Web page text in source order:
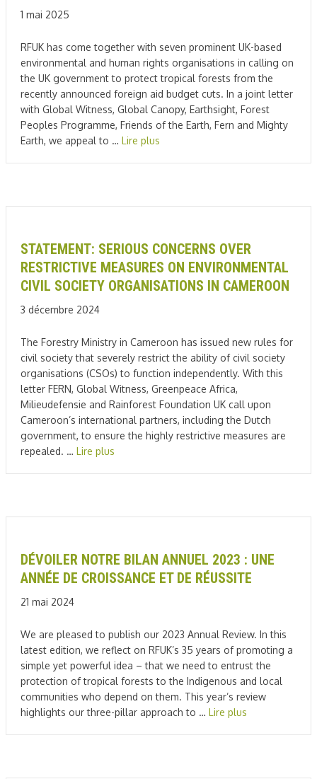
1 mai 2025
RFUK has come together with seven prominent UK-based
environmental and human rights organisations in calling on
the UK government to protect tropical forests from the
recently announced foreign aid budget cuts. In a joint letter
with Global Witness, Global Canopy, Earthsight, Forest
Peoples Programme, Friends of the Earth, Fern and Mighty
Earth, we appeal to … Lire plus
STATEMENT: SERIOUS CONCERNS OVER
RESTRICTIVE MEASURES ON ENVIRONMENTAL
CIVIL SOCIETY ORGANISATIONS IN CAMEROON
3 décembre 2024
The Forestry Ministry in Cameroon has issued new rules for
civil society that severely restrict the ability of civil society
organisations (CSOs) to function independently. With this
letter FERN, Global Witness, Greenpeace Africa,
Milieudefensie and Rainforest Foundation UK call upon
Cameroon’s international partners, including the Dutch
government, to ensure the highly restrictive measures are
repealed. … Lire plus
DÉVOILER NOTRE BILAN ANNUEL 2023 : UNE
ANNÉE DE CROISSANCE ET DE RÉUSSITE
21 mai 2024
We are pleased to publish our 2023 Annual Review. In this
latest edition, we reflect on RFUK’s 35 years of promoting a
simple yet powerful idea – that we need to entrust the
protection of tropical forests to the Indigenous and local
communities who depend on them. This year’s review
highlights our three-pillar approach to … Lire plus